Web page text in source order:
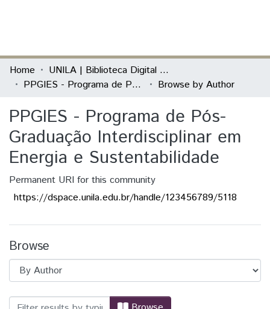
Communities & Collections
All of DSpace
Home
UNILA | Biblioteca Digital de Dissertações e Teses
PPGIES - Programa de Pós-Graduação Interdisciplinar em Energia e Sustentabilidade
Browse by Author
PPGIES - Programa de Pós-
Graduação Interdisciplinar em
Energia e Sustentabilidade
Permanent URI for this community
https://dspace.unila.edu.br/handle/123456789/5118
Browse
Browsing PPGIES - Programa de Pós-